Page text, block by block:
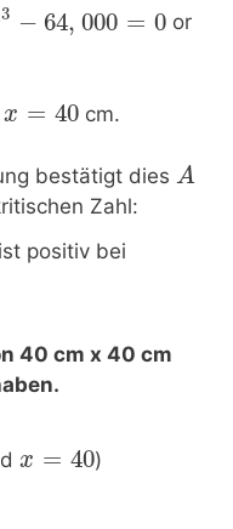
3 − 64, 000 = 0or
x = 40cm.
bestätigt dies A
Zahl:
positiv bei
40 cm x 40 cm
x = 40)